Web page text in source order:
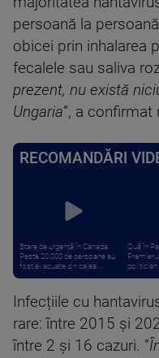
persoană la
obicei prin inhalarea
fecalele sau saliva
prezent, nu există
Ungaria”, a confirmat
RECOMANDĂRI
Stare de urgență în Canada.
Peste 20.000 de persoane au
fost evacuate din calea ...
Ouă în
politician
Infecțiile cu
rare: între 2015 și
între 2 și 16 cazuri. ”